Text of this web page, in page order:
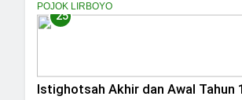
POJOK LIRBOYO
25
Istighotsah Akhir dan Awal Tahun